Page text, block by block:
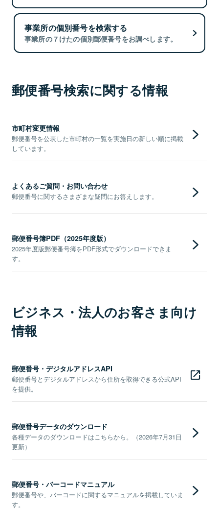
事業所の個別番号を検索する
事業所の７けたの個別郵便番号をお調べします。
郵便番号検索に関する情報
市町村変更情報
郵便番号を公表した市町村の一覧を実施日の新しい順に掲載
しています。
よくあるご質問・お問い合わせ
郵便番号に関するさまざまな疑問にお答えします。
郵便番号簿PDF（2025年度版）
2025年度版郵便番号簿をPDF形式でダウンロードできま
す。
ビジネス・法人のお客さま向け
情報
郵便番号・デジタルアドレスAPI
郵便番号とデジタルアドレスから住所を取得できる公式API
を提供。
郵便番号データのダウンロード
各種データのダウンロードはこちらから。（2026年7月31日
更新）
郵便番号・バーコードマニュアル
郵便番号や、バーコードに関するマニュアルを掲載していま
す。